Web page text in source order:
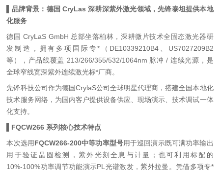
▌品牌背景：德国 CryLas 深耕深紫外激光领域，先锋泰坦提供本地
化服务
德国 CryLaS GmbH 总部坐落柏林，深耕微片技术全固态激光器研
发制造，拥有多项国际专*（DE10339210B4、US7027209B2
等），产品线覆盖 213/266/355/532/1064nm 脉冲 / 连续光源，是
全球窄线宽深紫外连续激光标*厂商。
先锋科技公司作为德国CrylaS公司全球明星代理商，搭建全国本地化
技术服务网络，为国内客户提供设备供应、现场演示、技术调试一体
化支持。
▌FQCW266 系列核心技术特点
本次选用FQCW266-200中等功率型号用于巡回演示既可满功率输出
用于验证晶圆检测，紫外光刻全息与计量；也可利用标配的
10%-100%功率调节功能演示PL光谱激发，紫外拉曼。凭借多项专*